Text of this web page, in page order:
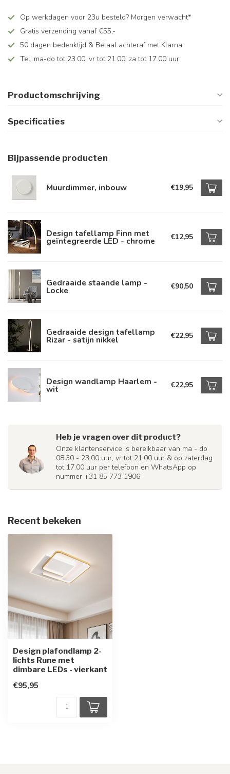
Op werkdagen voor 23u besteld? Morgen verwacht*
Gratis verzending vanaf €55,-
50 dagen bedenktijd & Betaal achteraf met Klarna
Tel: ma-do tot 23.00, vr tot 21.00, za tot 17.00 uur
Productomschrijving
Specificaties
Bijpassende producten
Muurdimmer, inbouw €19,95
Design tafellamp Finn met
geïntegreerde LED - chrome €12,95
Gedraaide staande lamp -
Locke €90,50
Gedraaide design tafellamp
Rizar - satijn nikkel €22,95
Design wandlamp Haarlem -
wit €22,95
Heb je vragen over dit product?
Onze klantenservice is bereikbaar van ma - do
08.30 - 23.00 uur, vr tot 21.00 uur & op zaterdag
tot 17.00 uur per telefoon en WhatsApp op
nummer +31 85 773 1906
Recent bekeken
Design plafondlamp 2-
lichts Rune met
dimbare LEDs - vierkant
€95,95